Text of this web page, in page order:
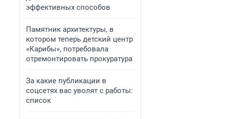
эффективных способов
Памятник архитектуры, в
котором теперь детский центр
«Карибы», потребовала
отремонтировать прокуратура
За какие публикации в
соцсетях вас уволят с работы:
список